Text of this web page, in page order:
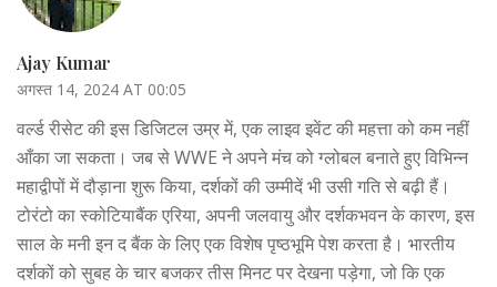
Ajay Kumar
अगस्त 14, 2024 AT 00:05
वर्ल्ड रीसेट की इस डिजिटल उम्र में, एक लाइव इवेंट की महत्ता को कम नहीं
आँका जा सकता। जब से WWE ने अपने मंच को ग्लोबल बनाते हुए विभिन्न
महाद्वीपों में दौड़ाना शुरू किया, दर्शकों की उम्मीदें भी उसी गति से बढ़ी हैं।
टोरंटो का स्कोटियाबैंक एरिया, अपनी जलवायु और दर्शकभवन के कारण, इस
साल के मनी इन द बैंक के लिए एक विशेष पृष्ठभूमि पेश करता है। भारतीय
दर्शकों को सुबह के चार बजकर तीस मिनट पर देखना पड़ेगा, जो कि एक